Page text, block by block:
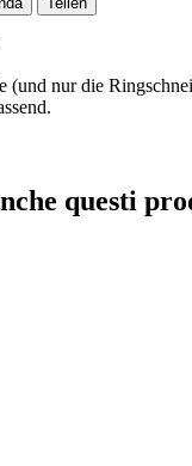
(und nur die
questi